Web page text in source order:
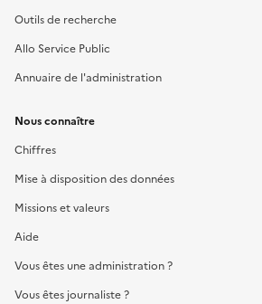
Outils de recherche
Allo Service Public
Annuaire de l'administration
Nous connaître
Chiffres
Mise à disposition des données
Missions et valeurs
Aide
Vous êtes une administration ?
Vous êtes journaliste ?